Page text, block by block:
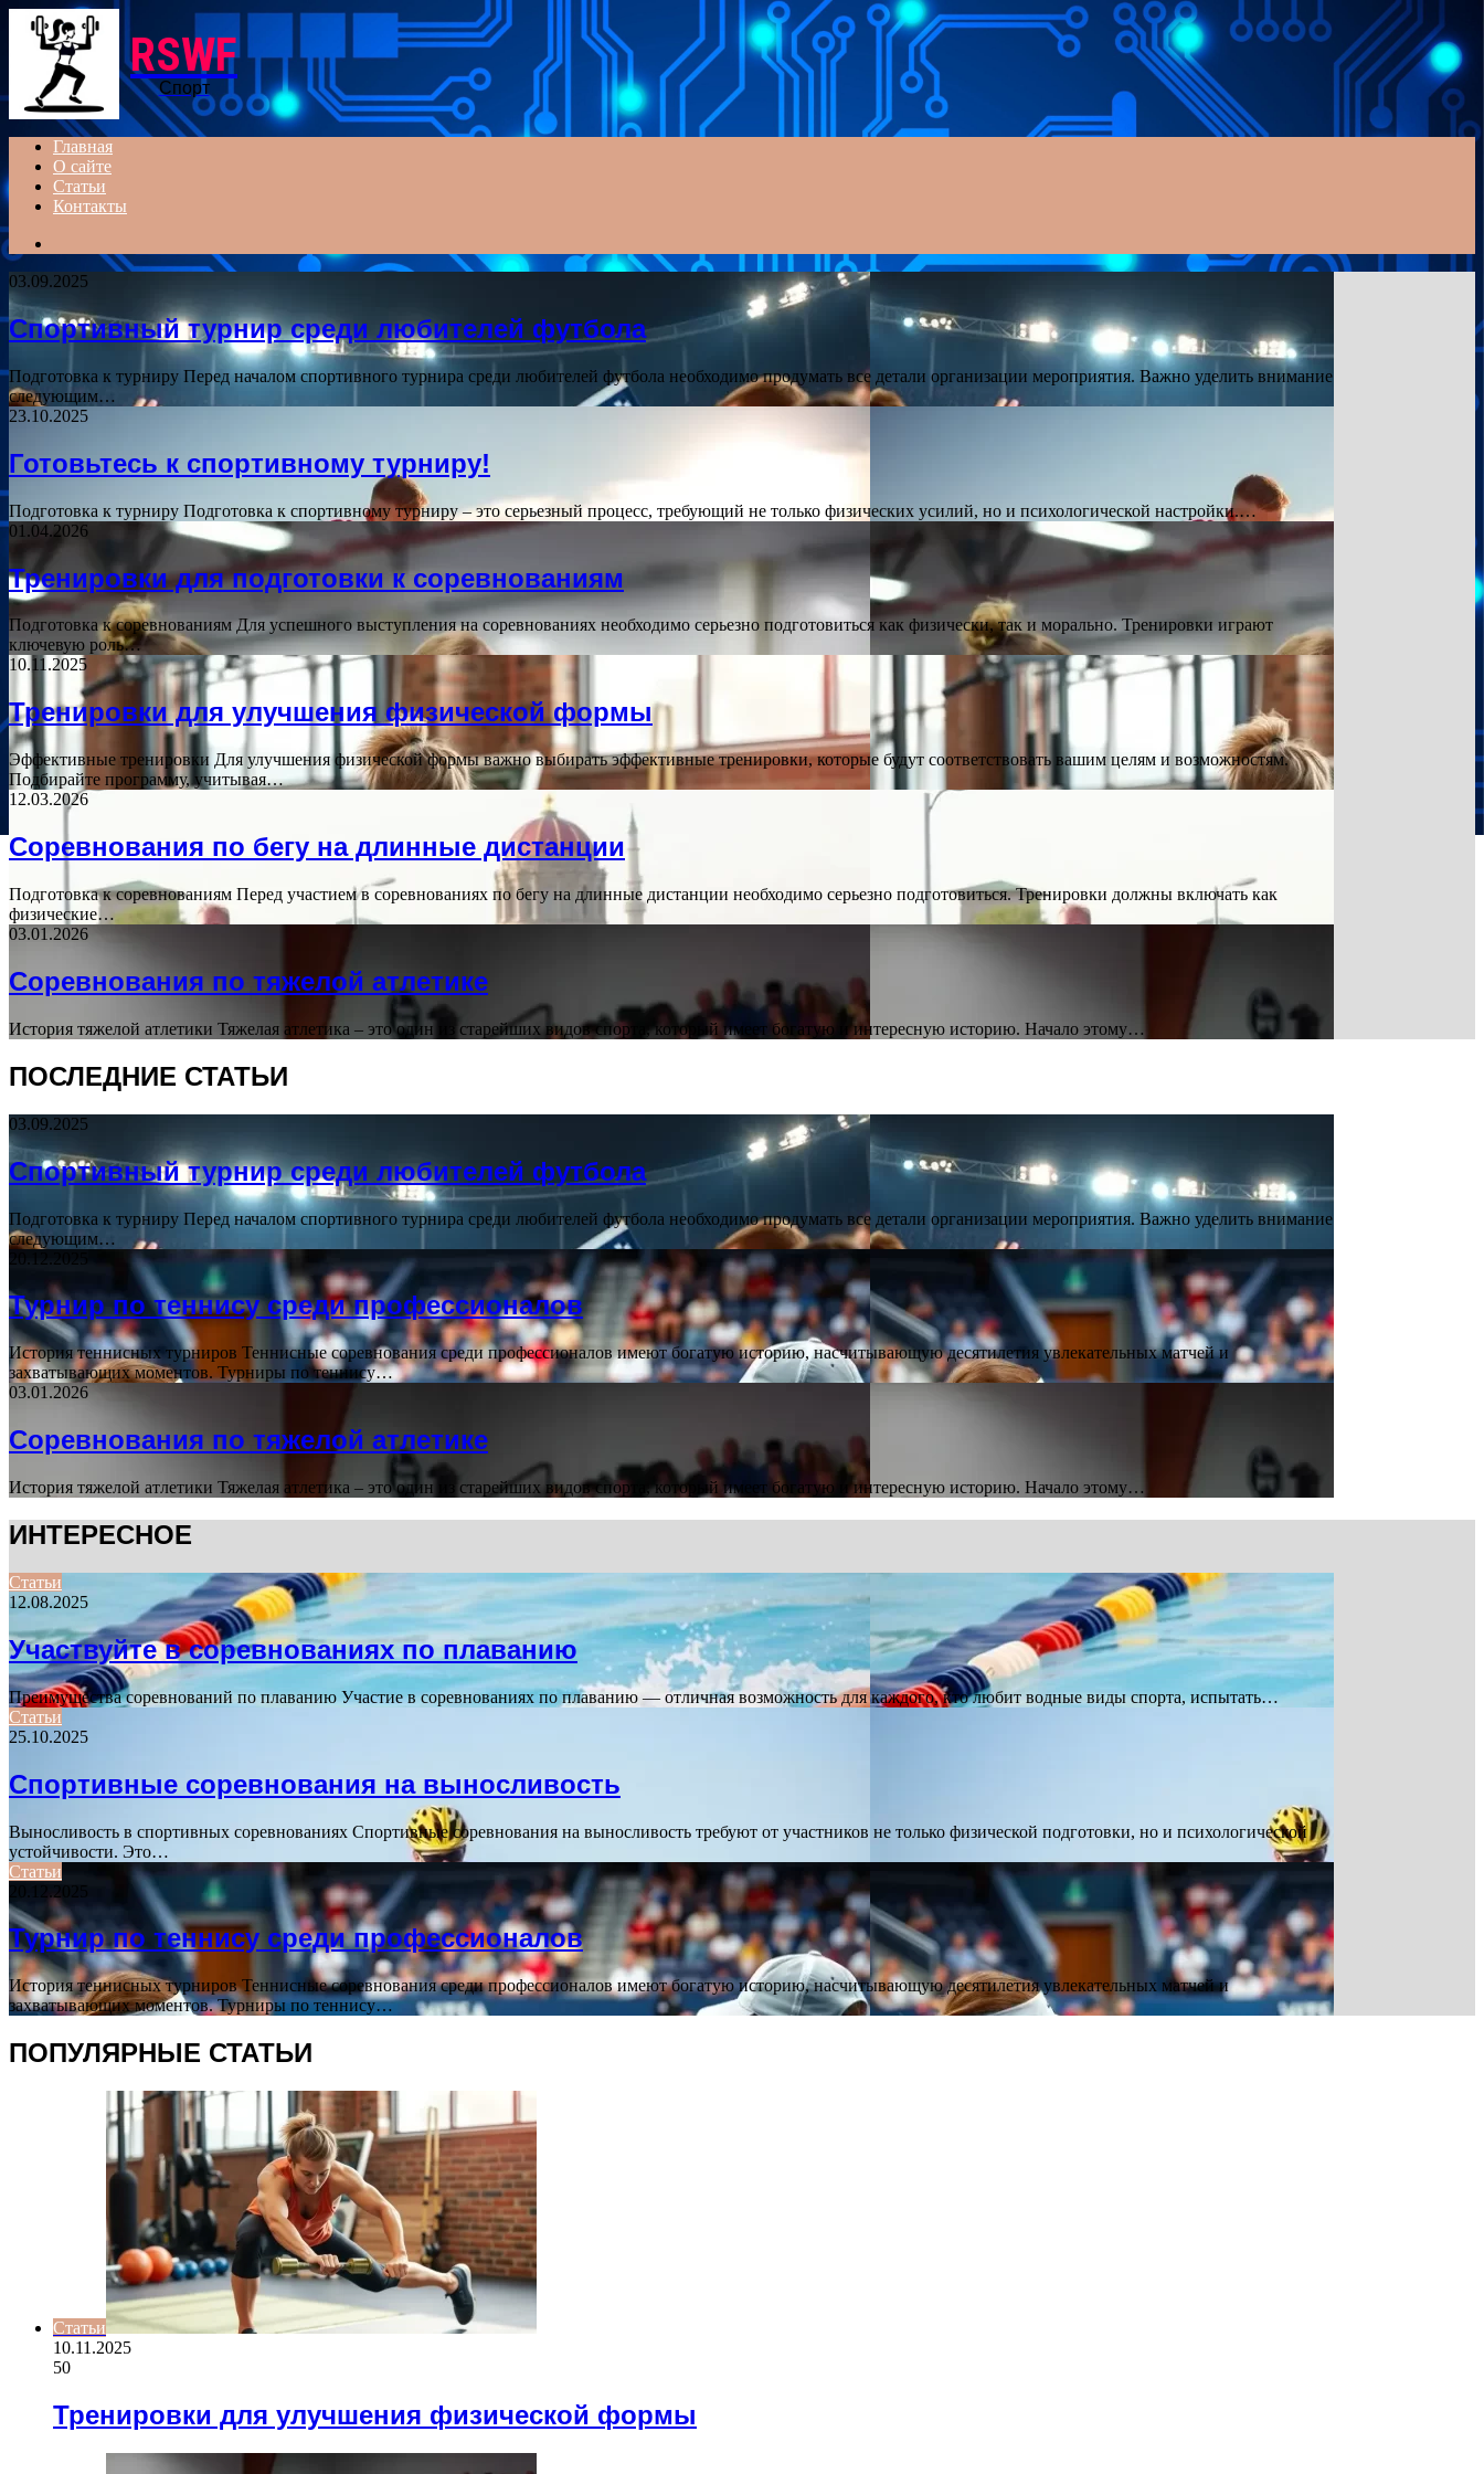
RSWF
Спорт
Главная
О сайте
Статьи
Контакты
03.09.2025
Спортивный турнир среди любителей футбола
Подготовка к турниру Перед началом спортивного турнира среди любителей футбола необходимо продумать все детали организации мероприятия. Важно уделить внимание
следующим…
23.10.2025
Готовьтесь к спортивному турниру!
Подготовка к турниру Подготовка к спортивному турниру – это серьезный процесс, требующий не только физических усилий, но и психологической настройки.…
01.04.2026
Тренировки для подготовки к соревнованиям
Подготовка к соревнованиям Для успешного выступления на соревнованиях необходимо серьезно подготовиться как физически, так и морально. Тренировки играют
ключевую роль…
10.11.2025
Тренировки для улучшения физической формы
Эффективные тренировки Для улучшения физической формы важно выбирать эффективные тренировки, которые будут соответствовать вашим целям и возможностям.
Подбирайте программу, учитывая…
12.03.2026
Соревнования по бегу на длинные дистанции
Подготовка к соревнованиям Перед участием в соревнованиях по бегу на длинные дистанции необходимо серьезно подготовиться. Тренировки должны включать как
физические…
03.01.2026
Соревнования по тяжелой атлетике
История тяжелой атлетики Тяжелая атлетика – это один из старейших видов спорта, который имеет богатую и интересную историю. Начало этому…
ПОСЛЕДНИЕ СТАТЬИ
03.09.2025
Спортивный турнир среди любителей футбола
Подготовка к турниру Перед началом спортивного турнира среди любителей футбола необходимо продумать все детали организации мероприятия. Важно уделить внимание
следующим…
20.12.2025
Турнир по теннису среди профессионалов
История теннисных турниров Теннисные соревнования среди профессионалов имеют богатую историю, насчитывающую десятилетия увлекательных матчей и
захватывающих моментов. Турниры по теннису…
03.01.2026
Соревнования по тяжелой атлетике
История тяжелой атлетики Тяжелая атлетика – это один из старейших видов спорта, который имеет богатую и интересную историю. Начало этому…
ИНТЕРЕСНОЕ
Статьи
12.08.2025
Участвуйте в соревнованиях по плаванию
Преимущества соревнований по плаванию Участие в соревнованиях по плаванию — отличная возможность для каждого, кто любит водные виды спорта, испытать…
Статьи
25.10.2025
Спортивные соревнования на выносливость
Выносливость в спортивных соревнованиях Спортивные соревнования на выносливость требуют от участников не только физической подготовки, но и психологической
устойчивости. Это…
Статьи
20.12.2025
Турнир по теннису среди профессионалов
История теннисных турниров Теннисные соревнования среди профессионалов имеют богатую историю, насчитывающую десятилетия увлекательных матчей и
захватывающих моментов. Турниры по теннису…
ПОПУЛЯРНЫЕ СТАТЬИ
Статьи
10.11.2025
50
Тренировки для улучшения физической формы